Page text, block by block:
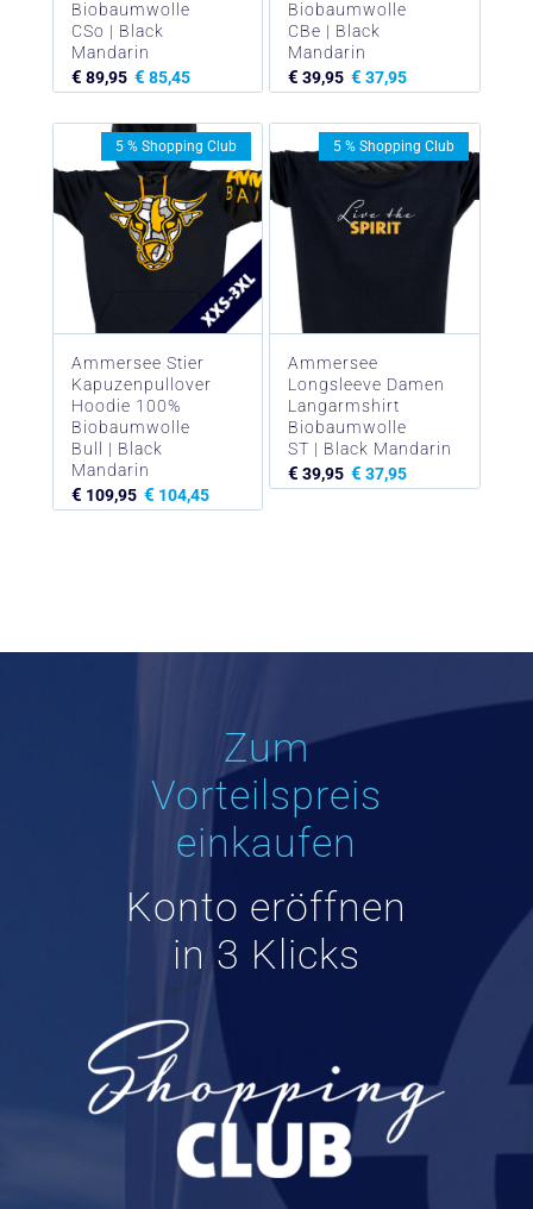
Biobaumwolle
CSo | Black
Mandarin
€ 89,95 € 85,45
Biobaumwolle
CBe | Black
Mandarin
€ 39,95 € 37,95
Ammersee Stier
Kapuzenpullover
Hoodie 100%
Biobaumwolle
Bull | Black
Mandarin
€ 109,95 € 104,45
5 % Shopping Club
Ammersee
Longsleeve Damen
Langarmshirt
Biobaumwolle
ST | Black Mandarin
€ 39,95 € 37,95
5 % Shopping Club
Zum
Vorteilspreis
einkaufen
Konto eröffnen
in 3 Klicks